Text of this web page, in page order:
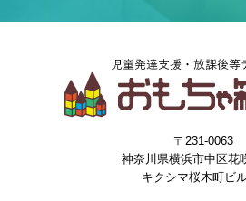
〒231-0063
神奈川県横浜市中区花
キクシマ桜木町ビ